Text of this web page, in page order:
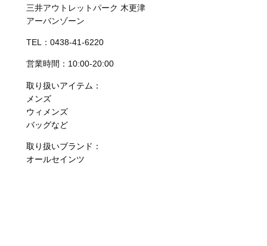
三井アウトレットパーク 木更津
アーバンゾーン
TEL：0438-41-6220
営業時間：10:00-20:00
取り扱いアイテム：
メンズ
ウィメンズ
バッグなど
取り扱いブランド：
オールセインツ